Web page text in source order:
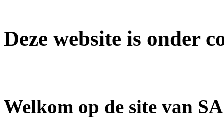
Deze website is onder
Welkom op de site van